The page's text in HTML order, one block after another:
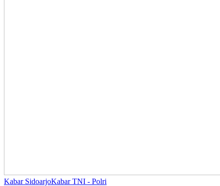
Kabar SidoarjoKabar TNI - Polri